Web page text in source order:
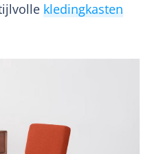
kledingkasten